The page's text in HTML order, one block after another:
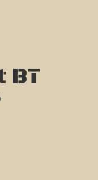
BT